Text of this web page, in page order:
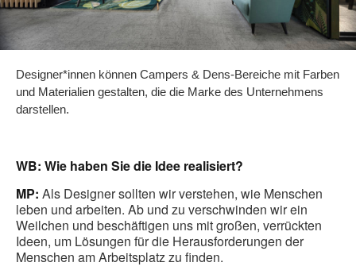
Designer*innen können Campers & Dens-Bereiche mit Farben
und Materialien gestalten, die die Marke des Unternehmens
darstellen.
WB: Wie haben Sie die Idee realisiert?
MP: Als Designer sollten wir verstehen, wie Menschen
leben und arbeiten. Ab und zu verschwinden wir ein
Weilchen und beschäftigen uns mit großen, verrückten
Ideen, um Lösungen für die Herausforderungen der
Menschen am Arbeitsplatz zu finden.